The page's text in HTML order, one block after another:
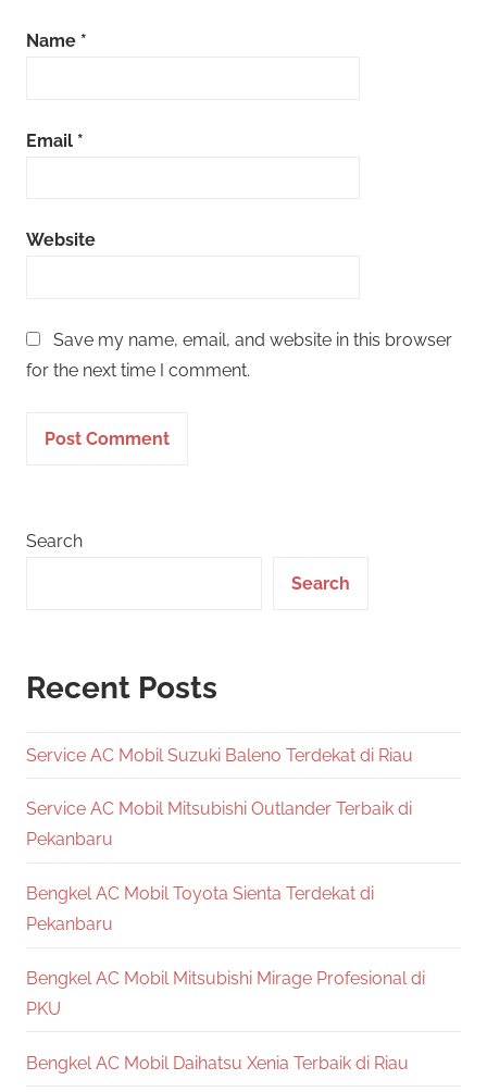
Name *
Email *
Website
Save my name, email, and website in this browser
for the next time I comment.
Search
Search
Recent Posts
Service AC Mobil Suzuki Baleno Terdekat di Riau
Service AC Mobil Mitsubishi Outlander Terbaik di
Pekanbaru
Bengkel AC Mobil Toyota Sienta Terdekat di
Pekanbaru
Bengkel AC Mobil Mitsubishi Mirage Profesional di
PKU
Bengkel AC Mobil Daihatsu Xenia Terbaik di Riau